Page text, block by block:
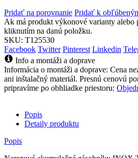
Pridať na porovnanie Pridať k
Ak má produkt výkonové varianty alebo
kliknutím na danú položku.
SKU: T125530
Facebook Twitter Pinterest Linkedin
Info a montáži a doprave
Informácia o montáži a doprave: Cena
ani inštalačný materiál. Presnú cenovú
pripravíme po obhliadke priestoru:
Popis
Detaily produktu
Popis